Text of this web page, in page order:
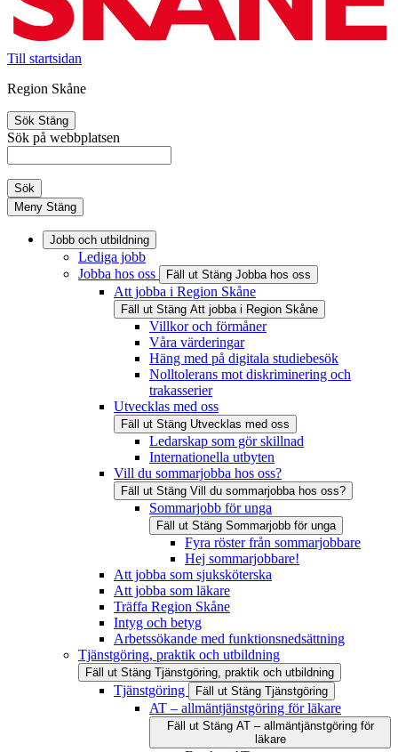
Till startsidan
Region Skåne
Sök Stäng
Sök på webbplatsen
Sök
Meny Stäng
Jobb och utbildning
Lediga jobb
Jobba hos oss
Fäll ut Stäng Jobba hos oss
Att jobba i Region Skåne
Fäll ut Stäng Att jobba i Region Skåne
Villkor och förmåner
Våra värderingar
Häng med på digitala studiebesök
Nolltolerans mot diskriminering och
trakasserier
Utvecklas med oss
Fäll ut Stäng Utvecklas med oss
Ledarskap som gör skillnad
Internationella utbyten
Vill du sommarjobba hos oss?
Fäll ut Stäng Vill du sommarjobba hos oss?
Sommarjobb för unga
Fäll ut Stäng Sommarjobb för unga
Fyra röster från sommarjobbare
Hej sommarjobbare!
Att jobba som sjuksköterska
Att jobba som läkare
Träffa Region Skåne
Intyg och betyg
Arbetssökande med funktionsnedsättning
Tjänstgöring, praktik och utbildning
Fäll ut Stäng Tjänstgöring, praktik och utbildning
Tjänstgöring Fäll ut Stäng Tjänstgöring
AT – allmäntjänstgöring för läkare
Fäll ut Stäng AT – allmäntjänstgöring för
läkare